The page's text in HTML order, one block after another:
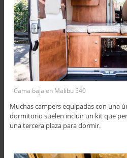
Cama baja en Malibu 540
Muchas campers equipadas con una
dormitorio suelen incluir un kit que
una tercera plaza para dormir.